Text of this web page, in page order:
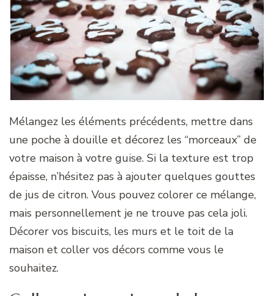
Mélangez les éléments précédents, mettre dans
une poche à douille et décorez les “morceaux” de
votre maison à votre guise. Si la texture est trop
épaisse, n’hésitez pas à ajouter quelques gouttes
de jus de citron. Vous pouvez colorer ce mélange,
mais personnellement je ne trouve pas cela joli.
Décorer vos biscuits, les murs et le toit de la
maison et coller vos décors comme vous le
souhaitez.